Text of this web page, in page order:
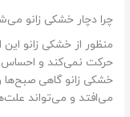
چرا دچار خشکی زانو
منظور از خشکی زانو
حرکت نمی‌کند و احساس
خشکی زانو گاهی صبح‌‌ها
می‌افتد و می‌تواند